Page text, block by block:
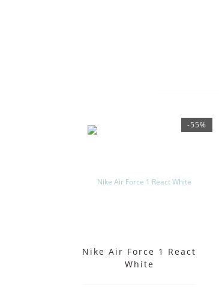
-55%
Nike Air Force 1 React
White